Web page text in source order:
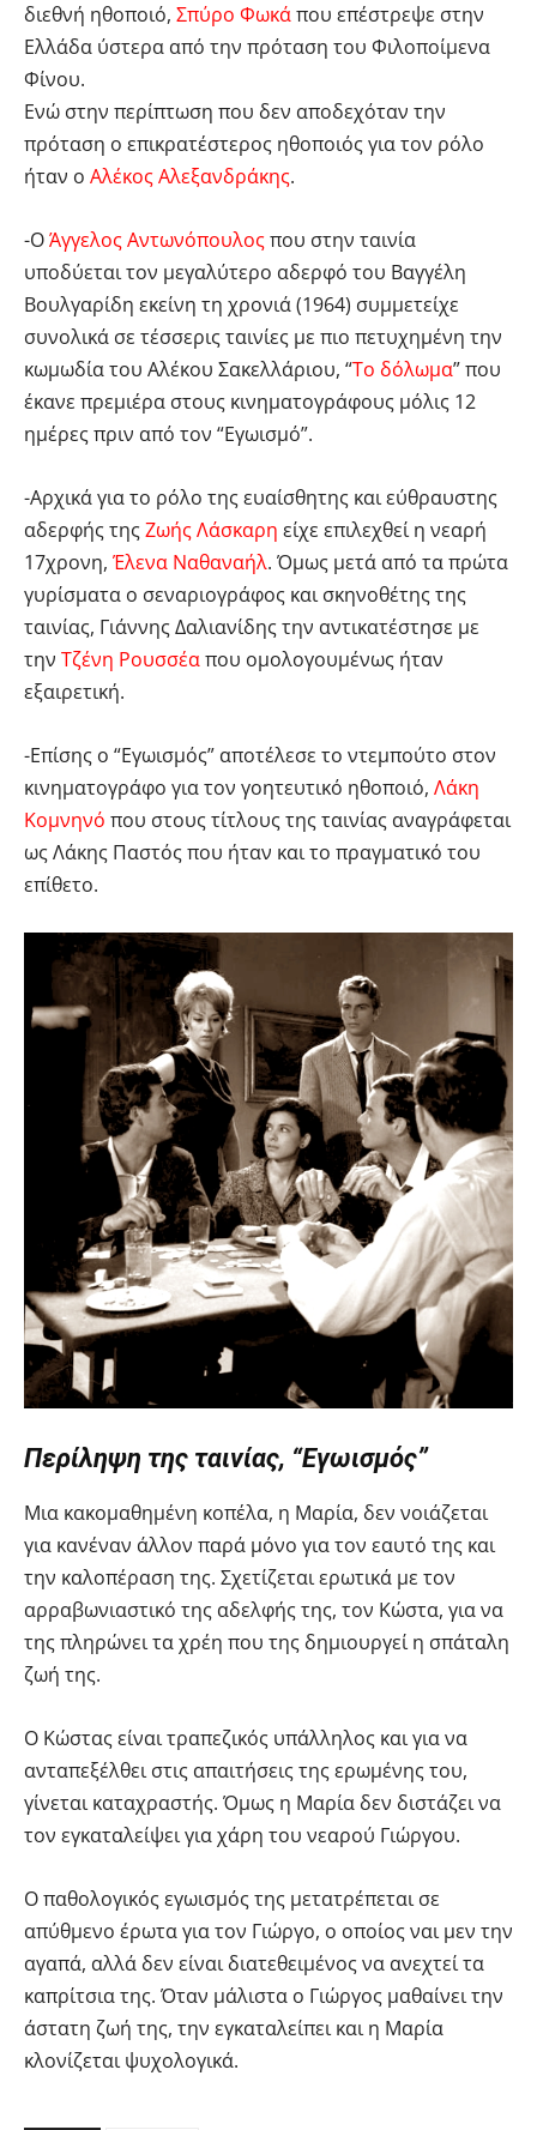
διεθνή ηθοποιό, Σπύρο Φωκάπου επέστρεψε στην
Ελλάδα ύστερα από την πρόταση του Φιλοποίμενα
Φίνου.
Ενώ στην περίπτωση που δεν αποδεχόταν την
πρόταση ο επικρατέστερος ηθοποιός για τον ρόλο
ήταν ο Αλέκος Αλεξανδράκης.
-ΟΆγγελος Αντωνόπουλοςπου στην ταινία
υποδύεται τον μεγαλύτερο αδερφό του Βαγγέλη
Βουλγαρίδη εκείνη τη χρονιά (1964) συμμετείχε
συνολικά σε τέσσερις ταινίες με πιο πετυχημένη την
κωμωδία του Αλέκου Σακελλάριου, “Το δόλωμα” που
έκανε πρεμιέρα στους κινηματογράφους μόλις 12
ημέρες πριν από τον “Εγωισμό”.
-Αρχικά για το ρόλο της ευαίσθητης και εύθραυστης
αδερφής τηςΖωής Λάσκαρη είχε επιλεχθεί η νεαρή
17χρονη, Έλενα Ναθαναήλ. Όμως μετά από τα πρώτα
γυρίσματα ο σεναριογράφος και σκηνοθέτης της
ταινίας, Γιάννης Δαλιανίδης την αντικατέστησε με
την Τζένη Ρουσσέαπου ομολογουμένως ήταν
εξαιρετική.
-Επίσης ο “Εγωισμός” αποτέλεσε το ντεμπούτο στον
κινηματογράφο για τον γοητευτικό ηθοποιό, Λάκη
Κομνηνό που στους τίτλους της ταινίας αναγράφεται
ως Λάκης Παστός που ήταν και το πραγματικό του
επίθετο.
Περίληψη της ταινίας, “Εγωισμός”
Μια κακομαθημένη κοπέλα, η Μαρία, δεν νοιάζεται
για κανέναν άλλον παρά μόνο για τον εαυτό της και
την καλοπέραση της. Σχετίζεται ερωτικά με τον
αρραβωνιαστικό της αδελφής της, τον Κώστα, για να
της πληρώνει τα χρέη που της δημιουργεί η σπάταλη
ζωή της.
Ο Κώστας είναι τραπεζικός υπάλληλος και για να
ανταπεξέλθει στις απαιτήσεις της ερωμένης του,
γίνεται καταχραστής. Όμως η Μαρία δεν διστάζει να
τον εγκαταλείψει για χάρη του νεαρού Γιώργου.
Ο παθολογικός εγωισμός της μετατρέπεται σε
απύθμενο έρωτα για τον Γιώργο, ο οποίος ναι μεν την
αγαπά, αλλά δεν είναι διατεθειμένος να ανεχτεί τα
καπρίτσια της. Όταν μάλιστα ο Γιώργος μαθαίνει την
άστατη ζωή της, την εγκαταλείπει και η Μαρία
κλονίζεται ψυχολογικά.